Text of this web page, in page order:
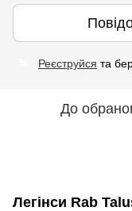
Реєструйся та
До
Легінси Rab